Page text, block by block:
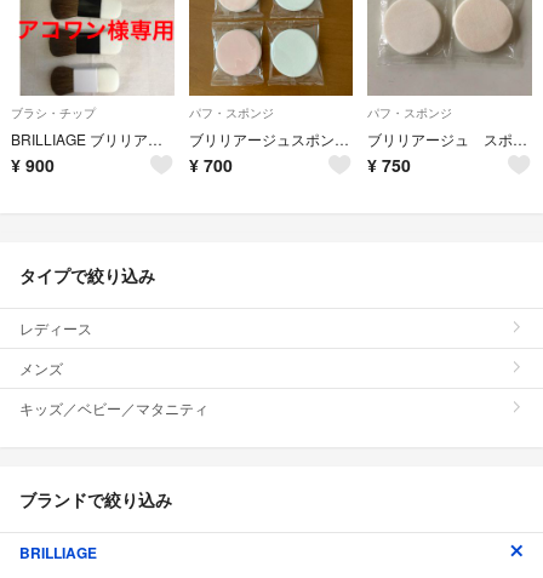
ブラシ・チップ
BRILLIAGE ブリリアージュ ブラシチップ ３本 おまけ付き
¥ 900
パフ・スポンジ
ブリリアージュスポンジ4個セット
¥ 700
パフ・スポンジ
ブリリアージュ スポンジ
¥ 750
タイプで絞り込み
レディース
メンズ
キッズ／ベビー／マタニティ
ブランドで絞り込み
BRILLIAGE